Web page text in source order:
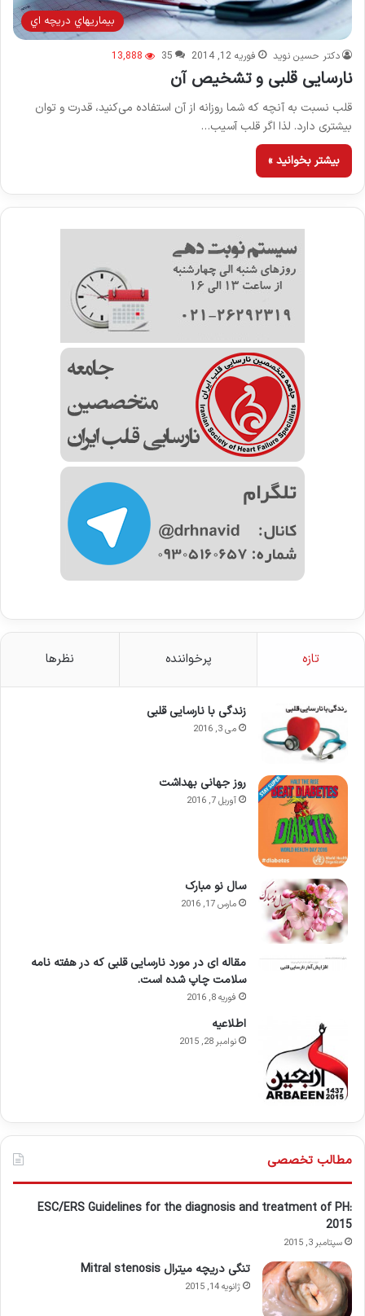
بيماريهاي دريچه اي
دکتر حسین نوید فوریه 12, 2014 35
13,888
نارسایی قلبی و تشخیص آن
قلب نسبت به آنچه که شما روزانه از آن استفاده می‌کنید، قدرت و توان
بیشتری دارد. لذا اگر قلب آسیب…
بیشتر بخوانید »
تازه پرخواننده نظرها
زندگی با نارسایی قلبی
می 3, 2016
روز جهانی بهداشت
آوریل 7, 2016
سال نو مبارک
مارس 17, 2016
مقاله ای در مورد نارسایی قلبی که در هفته نامه
سلامت چاپ شده است.
فوریه 8, 2016
اطلاعيه
نوامبر 28, 2015
مطالب تخصصی
ESC/ERS Guidelines for the diagnosis and treatment of PH:
2015
سپتامبر 3, 2015
تنگی دریچه میترال Mitral stenosis
ژانویه 14, 2015